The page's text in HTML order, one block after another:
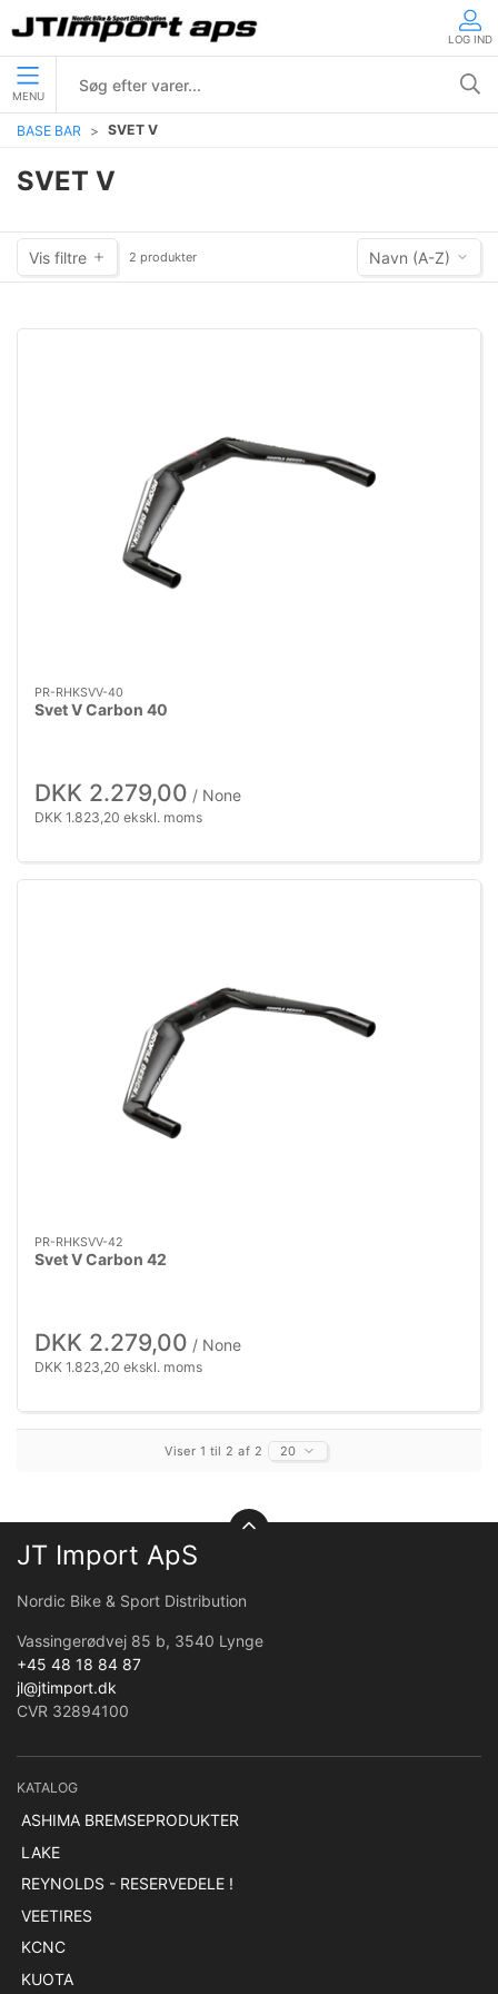
LOG IND
MENU
BASE BAR SVET V
SVET V
Vis filtre 2 produkter Navn (A-Z)
PR-RHKSVV-40
Svet V Carbon 40
DKK 2.279,00 / None
DKK 1.823,20 ekskl. moms
PR-RHKSVV-42
Svet V Carbon 42
DKK 2.279,00 / None
DKK 1.823,20 ekskl. moms
Viser 1 til 2 af 2 20
JT Import ApS
Nordic Bike & Sport Distribution
Vassingerødvej 85 b, 3540 Lynge
+45 48 18 84 87
jl@jtimport.dk
CVR 32894100
KATALOG
ASHIMA BREMSEPRODUKTER
LAKE
REYNOLDS - RESERVEDELE !
VEETIRES
KCNC
KUOTA